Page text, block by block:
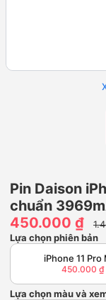
Pin Daison
chuẩn
450.000 ₫
Lựa chọn phiên bản
iPhone 11 Pro
450.000 ₫
Lựa chọn màu và